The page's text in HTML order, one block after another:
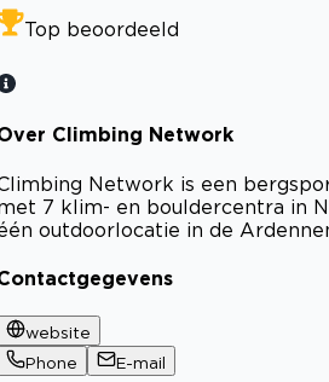
Top beoordeeld
Climbing Network
Network is een
7 klim- en bouldercentra in
outdoorlocatie in de
website
Phone
E-mail